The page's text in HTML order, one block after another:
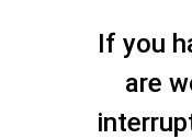
If you
are